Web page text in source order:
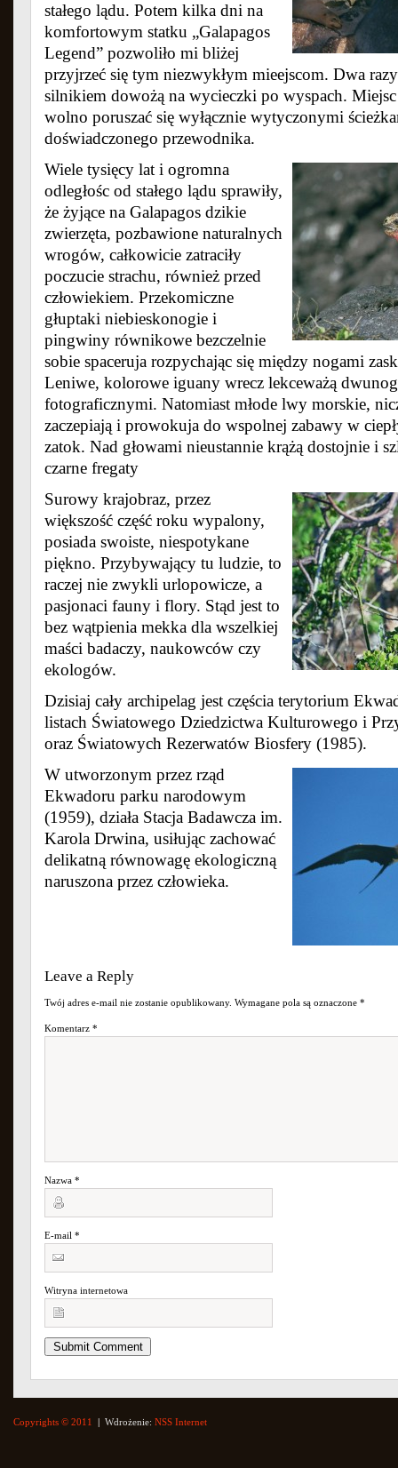
stałego lądu. Potem kilka dni na
komfortowym statku „Galapagos
Legend” pozwoliło mi bliżej
przyjrzeć się tym niezwykłym mieejscom. Dwa
silnikiem dowożą na wycieczki po wyspach.
wolno poruszać się wyłącznie wytyczonymi
doświadczonego przewodnika.
Wiele tysięcy lat i ogromna
odległośc od stałego lądu sprawiły,
że żyjące na Galapagos dzikie
zwierzęta, pozbawione naturalnych
wrogów, całkowicie zatraciły
poczucie strachu, również przed
człowiekiem. Przekomiczne
głuptaki niebieskonogie i
pingwiny równikowe bezczelnie
sobie spaceruja rozpychając się między nogami
Leniwe, kolorowe iguany wrecz lekceważą
fotograficznymi. Natomiast młode lwy morskie,
zaczepiają i prowokuja do wspolnej zabawy w
zatok. Nad głowami nieustannie krążą dostojnie i
czarne fregaty
Surowy krajobraz, przez
większość część roku wypalony,
posiada swoiste, niespotykane
piękno. Przybywający tu ludzie, to
raczej nie zwykli urlopowicze, a
pasjonaci fauny i flory. Stąd jest to
bez wątpienia mekka dla wszelkiej
maści badaczy, naukowców czy
ekologów.
Dzisiaj cały archipelag jest częścia terytorium
listach Światowego Dziedzictwa Kulturowego i
oraz Światowych Rezerwatów Biosfery (1985).
W utworzonym przez rząd
Ekwadoru parku narodowym
(1959), działa Stacja Badawcza im.
Karola Drwina, usiłując zachować
delikatną równowagę ekologiczną
naruszona przez człowieka.
Leave a Reply
Twój adres e-mail nie zostanie opublikowany. Wymagane pola są oznaczone *
Komentarz *
Nazwa *
E-mail *
Witryna internetowa
Copyrights © 2011 | Wdrożenie: NSS Internet